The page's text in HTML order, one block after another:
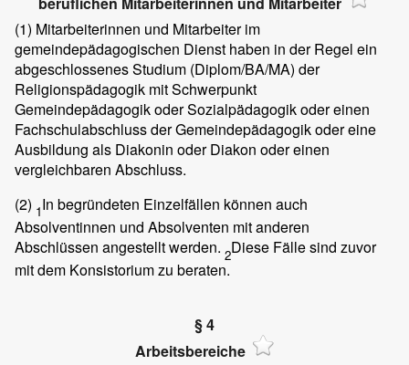
(1) Mitarbeiterinnen und Mitarbeiter im
gemeindepädagogischen Dienst haben in der Regel ein
abgeschlossenes Studium (Diplom/BA/MA) der
Religionspädagogik mit Schwerpunkt
Gemeindepädagogik oder Sozialpädagogik oder einen
Fachschulabschluss der Gemeindepädagogik oder eine
Ausbildung als Diakonin oder Diakon oder einen
vergleichbaren Abschluss.
(2) 1In begründeten Einzelfällen können auch
Absolventinnen und Absolventen mit anderen
Abschlüssen angestellt werden. 2Diese Fälle sind zuvor
mit dem Konsistorium zu beraten.
§ 4
Arbeitsbereiche